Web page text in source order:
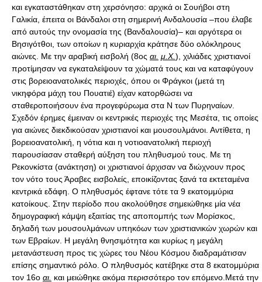
και εγκαταστάθηκαν στη χερσόνησο: αρχικά οι Σουήβοι στη
Γαλικία, έπειτα οι Βάνδαλοι στη σημερινή Ανδαλουσία –που έλαβε
από αυτούς την ονομασία της (Βανδαλουσία)– και αργότερα οι
Βησιγότθοι, των οποίων η κυριαρχία κράτησε δύο ολόκληρους
αιώνες. Με την αραβική εισβολή (8ος αι. μ.Χ.), χιλιάδες χριστιανοί
προτίμησαν να εγκαταλείψουν τα χώματά τους και να καταφύγουν
στις βορειοανατολικές περιοχές, όπου οι Φράγκοι (μετά τη
νικηφόρα μάχη του Πουατιέ) είχαν κατορθώσει να
σταθεροποιήσουν ένα προγεφύρωμα στα Ν των Πυρηναίων.
Σχεδόν έρημες έμειναν οι κεντρικές περιοχές της Μεσέτα, τις οποίες
για αιώνες διεκδικούσαν χριστιανοί και μουσουλμάνοι. Αντίθετα, η
βορειοανατολική, η νότια και η νοτιοανατολική περιοχή
παρουσίασαν σταθερή αύξηση του πληθυσμού τους. Με τη
Ρεκονκίστα (ανάκτηση) οι χριστιανοί άρχισαν να διώχνουν προς
τον νότο τους Άραβες εισβολείς, εποικίζοντας ξανά τα εκτεταμένα
κεντρικά εδάφη. Ο πληθυσμός έφτανε τότε τα 9 εκατομμύρια
κατοίκους. Στην περίοδο που ακολούθησε σημειώθηκε μία νέα
δημογραφική κάμψη εξαιτίας της αποπομπής των Μορίσκος,
δηλαδή των μουσουλμάνων υπηκόων των χριστιανικών χωρών και
των Εβραίων. Η μεγάλη θνησιμότητα και κυρίως η μεγάλη
μετανάστευση προς τις χώρες του Νέου Κόσμου διαδραμάτισαν
επίσης σημαντικό ρόλο. Ο πληθυσμός κατέβηκε στα 8 εκατομμύρια
τον 16ο αι. και μειώθηκε ακόμα περισσότερο τον επόμενο.Μετά την